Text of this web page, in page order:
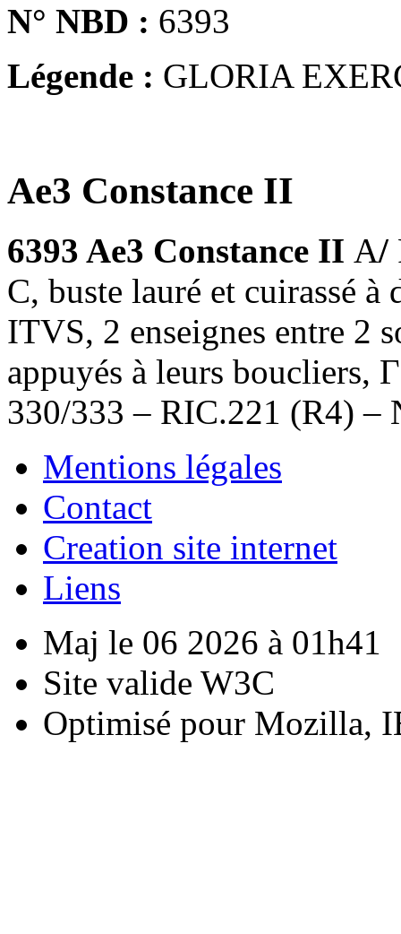
N° NBD : 6393
Légende : GLORIA
Ae3 Constance II
6393 Ae3 Constance II A/
C, buste lauré et cuirassé
ITVS, 2 enseignes entre 2
appuyés à leurs boucliers,
330/333 – RIC.221 (R4)
Mentions légales
Contact
Creation site internet
Liens
Maj le 06 2026 à 01h41
Site valide W3C
Optimisé pour Mozilla,